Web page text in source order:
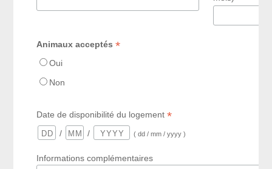
Animaux acceptés*
Oui
Non
Date de disponibilité du logement*
/ / ( dd / mm / yyyy )
Informations complémentaires